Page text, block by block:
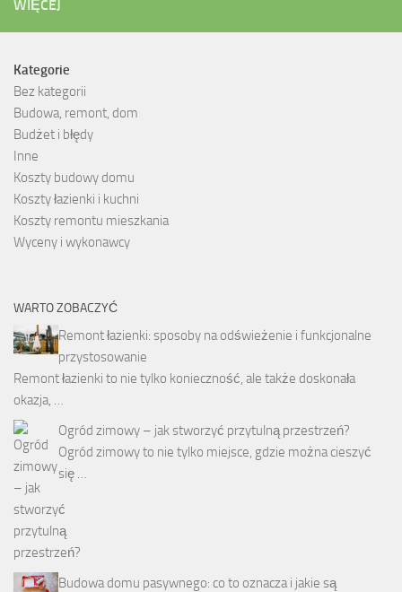
WIĘCEJ
Kategorie
Bez kategorii
Budowa, remont, dom
Budżet i błędy
Inne
Koszty budowy domu
Koszty łazienki i kuchni
Koszty remontu mieszkania
Wyceny i wykonawcy
WARTO ZOBACZYĆ
Remont łazienki: sposoby na odświeżenie i funkcjonalne
przystosowanie
Remont łazienki to nie tylko konieczność, ale także doskonała
okazja, …
Ogród zimowy – jak stworzyć przytulną przestrzeń?
Ogród zimowy to nie tylko miejsce, gdzie można cieszyć
się …
Budowa domu pasywnego: co to oznacza i jakie są